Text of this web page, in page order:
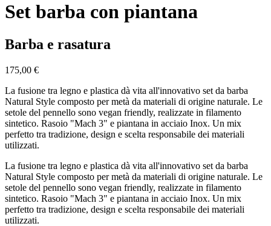
Set barba con piantana
Barba e rasatura
175,00 €
La fusione tra legno e plastica dà vita all'innovativo set da barba
Natural Style composto per metà da materiali di origine naturale. Le
setole del pennello sono vegan friendly, realizzate in filamento
sintetico. Rasoio "Mach 3" e piantana in acciaio Inox. Un mix
perfetto tra tradizione, design e scelta responsabile dei materiali
utilizzati.
La fusione tra legno e plastica dà vita all'innovativo set da barba
Natural Style composto per metà da materiali di origine naturale. Le
setole del pennello sono vegan friendly, realizzate in filamento
sintetico. Rasoio "Mach 3" e piantana in acciaio Inox. Un mix
perfetto tra tradizione, design e scelta responsabile dei materiali
utilizzati.